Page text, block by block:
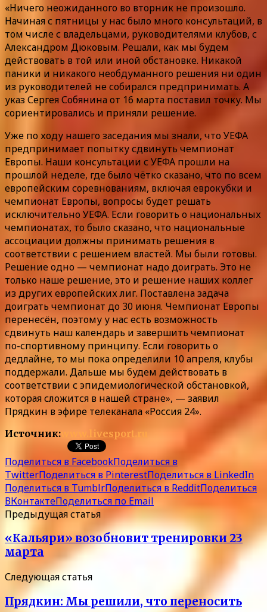
«Ничего неожиданного во вторник не произошло.
Начиная с пятницы у нас было много консультаций, в
том числе с владельцами, руководителями клубов, с
Александром Дюковым. Решали, как мы будем
действовать в той или иной обстановке. Никакой
паники и никакого необдуманного решения ни один
из руководителей не собирался предпринимать. А
указ Сергея Собянина от 16 марта поставил точку. Мы
сориентировались и приняли решение.
Уже по ходу нашего заседания мы знали, что УЕФА
предпринимает попытку сдвинуть чемпионат
Европы. Наши консультации с УЕФА прошли на
прошлой неделе, где было чётко сказано, что по всем
европейским соревнованиям, включая еврокубки и
чемпионат Европы, вопросы будет решать
исключительно УЕФА. Если говорить о национальных
чемпионатах, то было сказано, что национальные
ассоциации должны принимать решения в
соответствии с решением властей. Мы были готовы.
Решение одно — чемпионат надо доиграть. Это не
только наше решение, это и решение наших коллег
из других европейских лиг. Поставлена задача
доиграть чемпионат до 30 июня. Чемпионат Европы
перенесён, поэтому у нас есть возможность
сдвинуть наш календарь и завершить чемпионат
по-спортивному принципу. Если говорить о
дедлайне, то мы пока определили 10 апреля, клубы
поддержали. Дальше мы будем действовать в
соответствии с эпидемиологической обстановкой,
которая сложится в нашей стране», — заявил
Прядкин в эфире телеканала «Россия 24».
Источник: www.livesport.ru
Поделиться в FacebookПоделиться в
TwitterПоделиться в PinterestПоделиться в LinkedIn
Поделиться в TumblrПоделиться в RedditПоделиться
ВКонтактеПоделиться по Email
Предыдущая статья
«Кальяри» возобновит тренировки 23
марта
Следующая статья
Прядкин: Мы решили, что переносить